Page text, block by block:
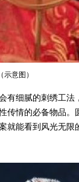
意图）
有细腻的刺绣工法
传情的必备物品。
就能看到风光无限